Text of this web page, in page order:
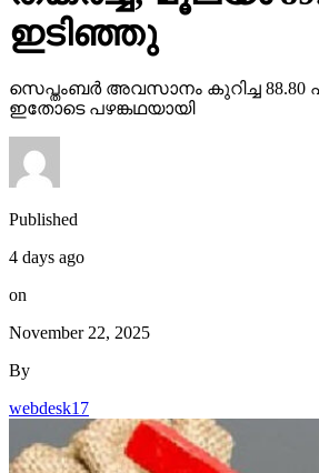
ഇടിഞ്ഞു
സെപ്തംബര്‍ അവസാനം കുറിച്ച
ഇതോടെ പഴങ്കഥയായി
Published
4 days ago
on
November 22, 2025
By
webdesk17